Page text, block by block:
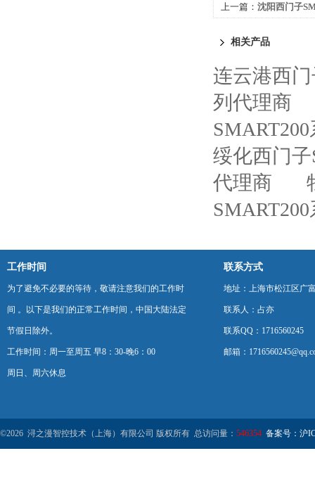
上一篇： 沈阳西门子
相关产品
连云港西
列代理商
绥化西门
代理商
工作时间
为了避免不必要的等待，敬请注意我们的工作时
间 。以下是我们的正常工作时间，中国大陆法定
节假日除外。
工作时间：周一至周五 早8：30-晚6：00
周日、周六休息
联系方式
地址：上海市松江区广
联系人：占亦
联系QQ：1716560245
邮箱：
©2026 浔之漫智控技术（上海）有限公司 版权所有 总访问量： 546354 备案号：沪